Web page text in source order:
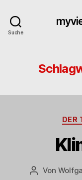
Suche
DER
Beitragsautor
Von